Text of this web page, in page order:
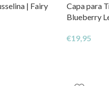
| Fairy
Capa para
Blueberry
€19,95